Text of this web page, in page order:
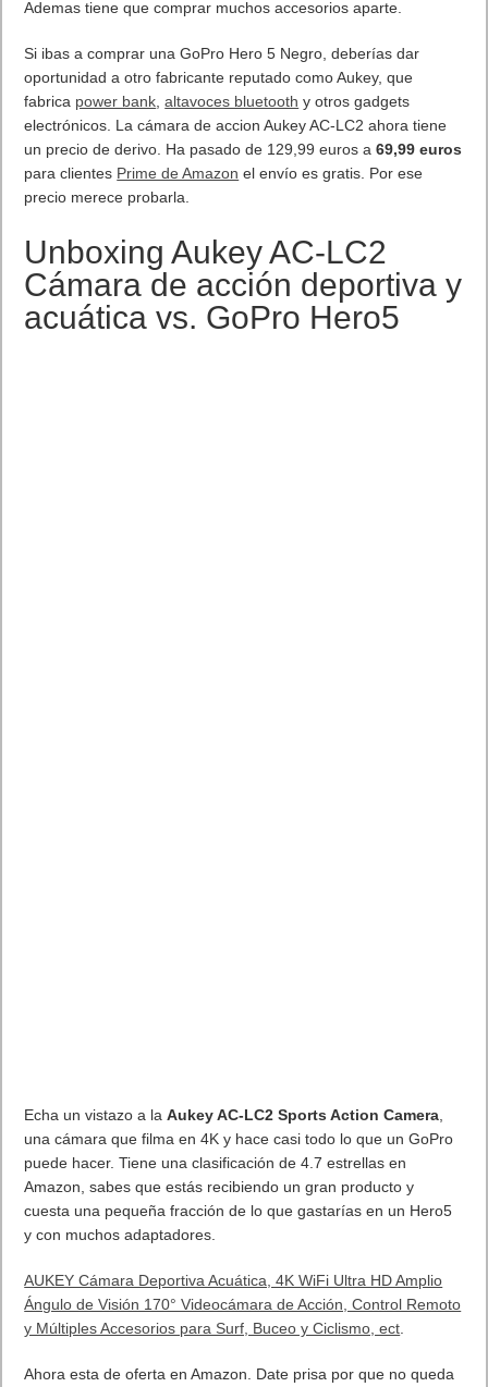
Ademas tiene que comprar muchos accesorios aparte.
Si ibas a comprar una GoPro Hero 5 Negro, deberías dar
oportunidad a otro fabricante reputado como Aukey, que
fabrica power bank,altavoces bluetooth y otros gadgets
electrónicos. La cámara de accion Aukey AC-LC2 ahora tiene
un precio de derivo. Ha pasado de 129,99 euros a69,99 euros
para clientes Prime de Amazon el envío es gratis. Por ese
precio merece probarla.
Unboxing Aukey AC-LC2
Cámara de acción deportiva y
acuática vs. GoPro Hero5
Echa un vistazo a laAukey AC-LC2 Sports Action Camera
una cámara que filma en 4K y hace casi todo lo que un GoPro
puede hacer. Tiene una clasificación de 4.7 estrellas en
Amazon, sabes que estás recibiendo un gran producto y
cuesta una pequeña fracción de lo que gastarías en un Hero5
y con muchos adaptadores.
AUKEY Cámara Deportiva Acuática, 4K WiFi Ultra HD Amplio
Ángulo de Visión 170° Videocámara de Acción, Control Remoto
y Múltiples Accesorios para Surf, Buceo y Ciclismo, ect
Ahora esta de oferta en Amazon. Date prisa por que no queda